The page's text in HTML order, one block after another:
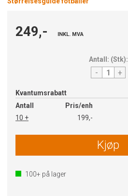
249,- INKL. MVA
Antall: (Stk):
- +
Kvantumsrabatt
Antall
Pris/enh
10 +
199,-
Kjøp
100+ på lager